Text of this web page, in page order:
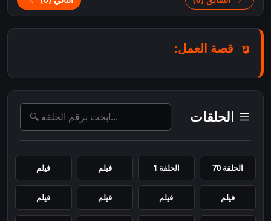
قصة العمل:
الحلقات
الحلقة 70 الحلقة 1 فيلم فيلم
فيلم فيلم فيلم فيلم